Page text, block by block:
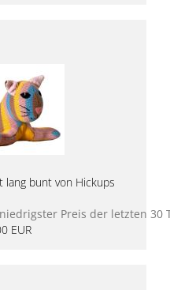
lang bunt von Hickups
Preis der letzten 30
EUR